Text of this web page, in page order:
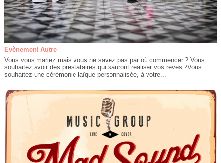
Evènement Autre
Vous vous mariez mais vous ne savez pas par où commencer ? Vous
souhaitez avoir des prestataires qui sauront réaliser vos rêves ?Vous
souhaitez une cérémonie laïque personnalisée, à votre...